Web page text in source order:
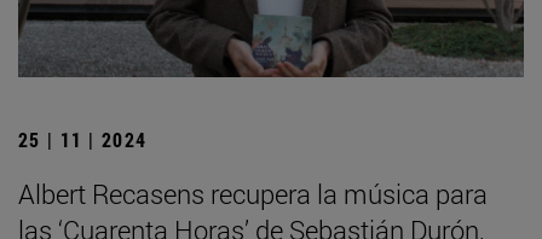
25 | 11 | 2024
Albert Recasens recupera la música para
las ‘Cuarenta Horas’ de Sebastián Durón,